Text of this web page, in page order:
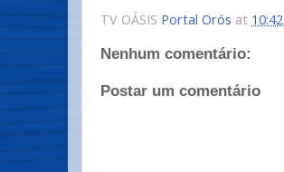
TV OÁSIS Portal Orós at 10:42
Nenhum comentário:
Postar um comentário